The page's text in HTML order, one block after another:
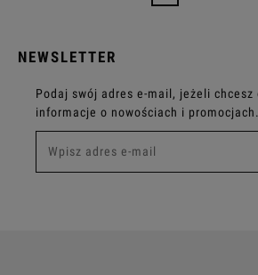
NEWSLETTER
Podaj swój adres e-mail, jeżeli chcesz
informacje o nowościach i promocjach.